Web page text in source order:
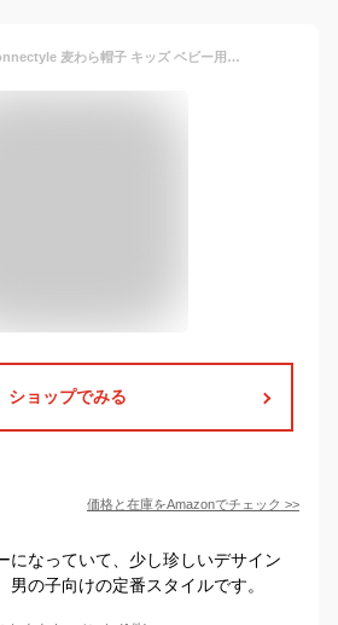
(コネクタイル) Connectyle 麦わら帽子 キッズ ベビー用 ストローハット 幼児 つば広 UVカット 中折れ帽子 子供 男の子 日焼け止め帽子 XL
ショップでみる
価格と在庫をAmazonでチェック >>
になっていて、少し珍しいデサイン
男の子向けの定番スタイルです。